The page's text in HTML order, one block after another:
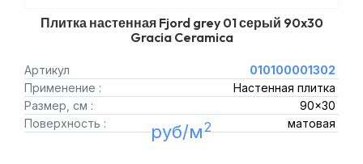
Плитка настенная Fjord grey 01 серый 90x30
Gracia Ceramica
Артикул
010100001302
Применение :
Настенная плитка
Размер, см :
90x30
Поверхность :
матовая
руб/м2